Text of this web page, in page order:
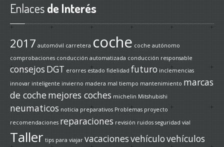
Enlacesde Interés
2017 automóvil carretera coche coche autónomo
comprobaciones conducción automatizada conducción responsable
consejos DGT erorres estado fidelidad futuro inclemencias
innovar inteligente invierno madera mal tiempo mantenimiento marcas
de cochemejores coches michelin Mitshubishi
neumaticos noticia preparativos Problemas proyecto
recomendaciones reparaciones revisión ruidos seguridad vial
Taller tips para viajar vacacionesvehículovehículos